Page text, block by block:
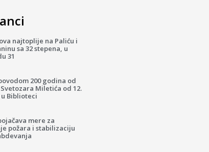
najtoplije na Paliću i
sa 32 stepena, u
31
200 godina od
Miletića od 12.
Biblioteci
mere za
požara i stabilizaciju